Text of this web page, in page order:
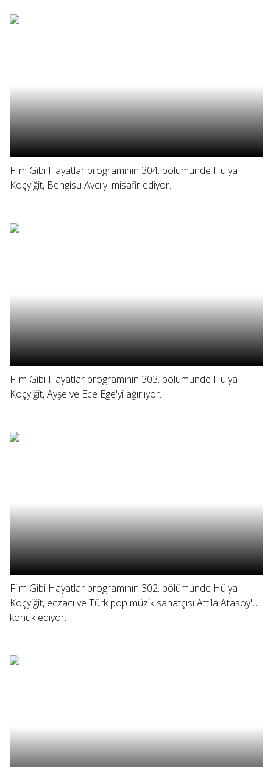
Film Gibi Hayatlar programının 304. bölümünde Hülya
Koçyiğit, Bengisu Avcı'yı misafir ediyor.
Film Gibi Hayatlar programının 303. bölümünde Hülya
Koçyiğit, Ayşe ve Ece Ege'yi ağırlıyor.
Film Gibi Hayatlar programının 302. bölümünde Hülya
Koçyiğit, eczacı ve Türk pop müzik sanatçısı Attila Atasoy'u
konuk ediyor.